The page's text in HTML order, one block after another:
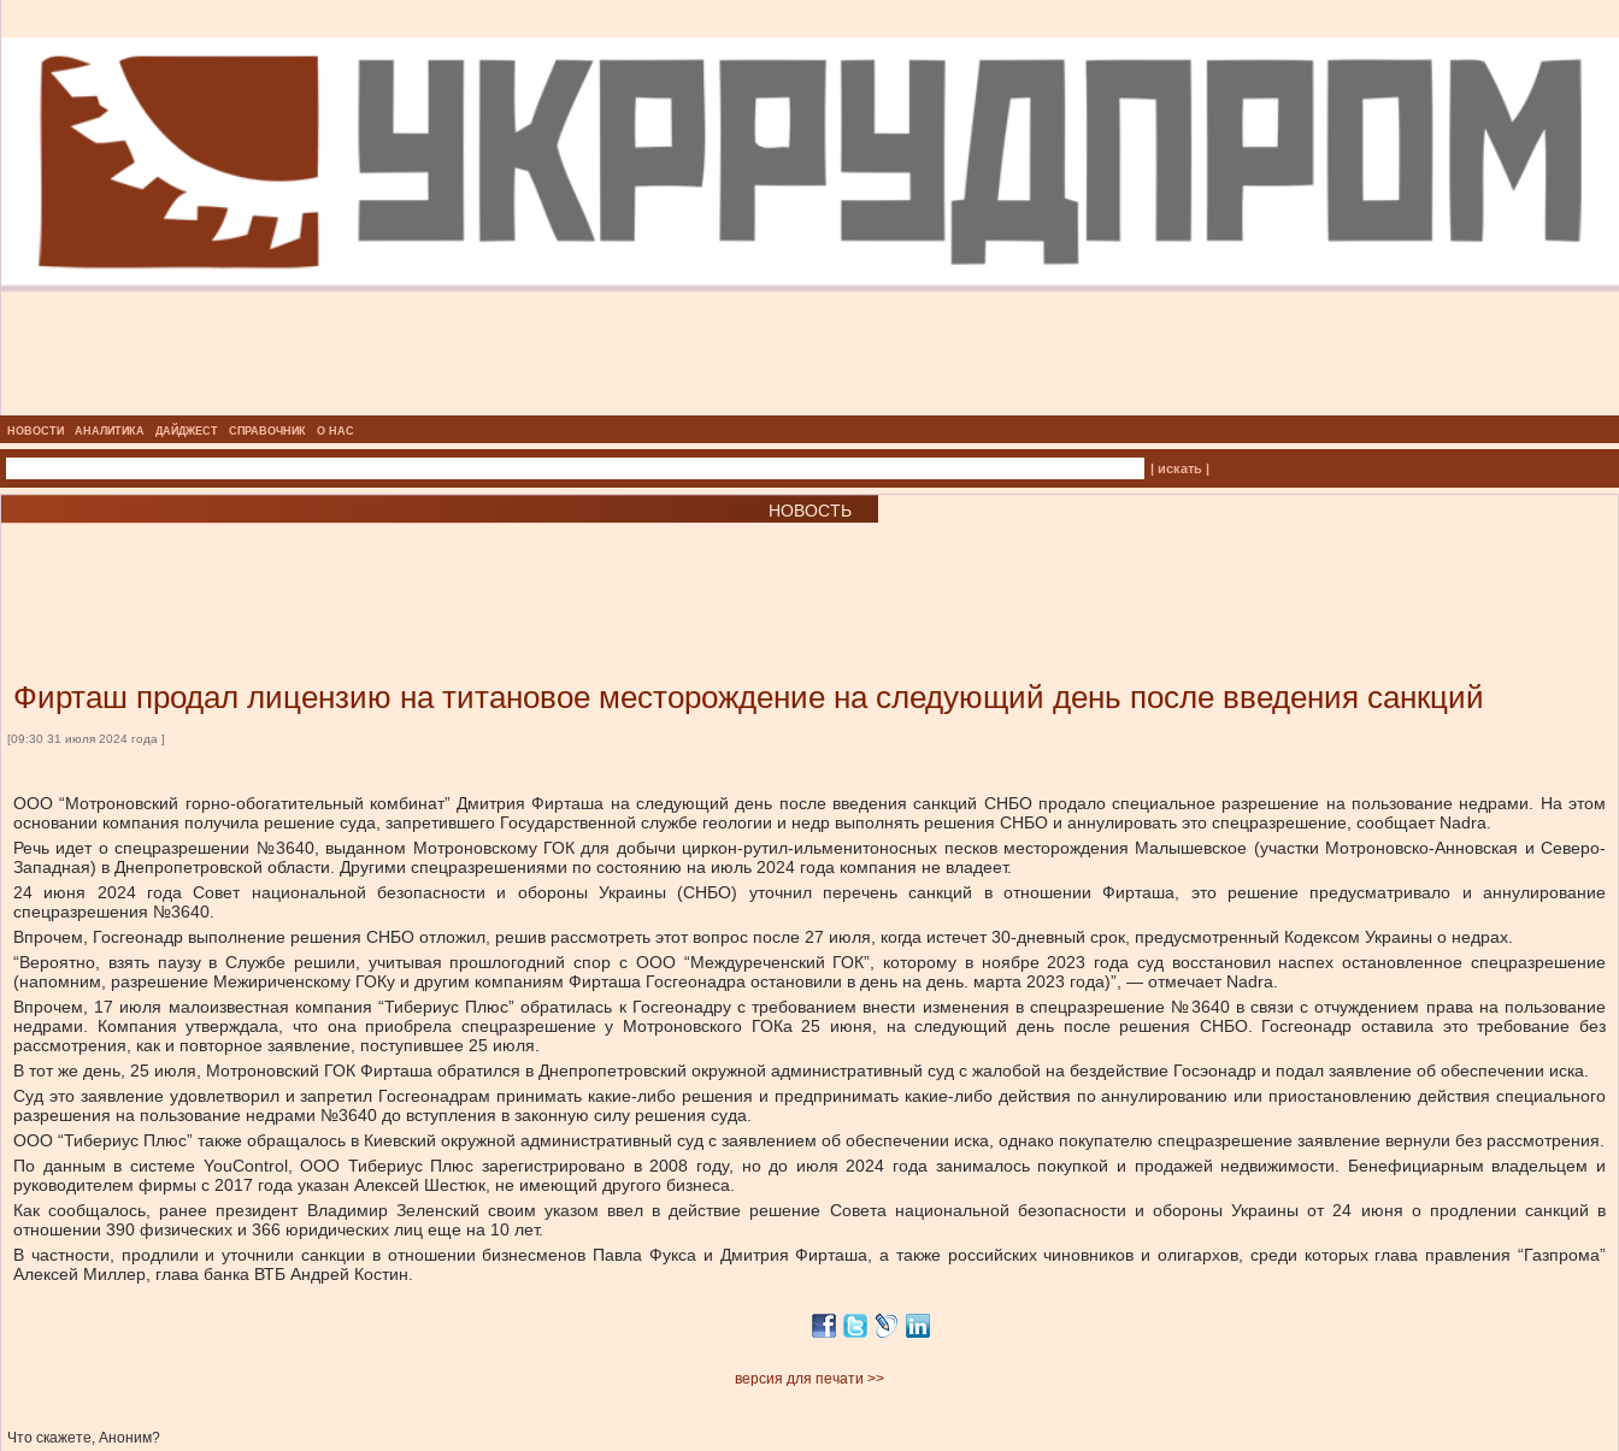
НОВОСТИ АНАЛИТИКА ДАЙДЖЕСТ СПРАВОЧНИК О НАС
| искать |
НОВОСТЬ
Фирташ продал лицензию на титановое месторождение на следующий день после введения санкций
[09:30 31 июля 2024 года ]
ООО “Мотроновский горно-обогатительный комбинат” Дмитрия Фирташа на следующий день после введения санкций СНБО продало специальное разрешение на пользование недрами. На этом
основании компания получила решение суда, запретившего Государственной службе геологии и недр выполнять решения СНБО и аннулировать это спецразрешение, сообщает Nadra.
Речь идет о спецразрешении №3640, выданном Мотроновскому ГОК для добычи циркон-рутил-ильменитоносных песков месторождения Малышевское (участки Мотроновско-Анновская и Северо-
Западная) в Днепропетровской области. Другими спецразрешениями по состоянию на июль 2024 года компания не владеет.
24 июня 2024 года Совет национальной безопасности и обороны Украины (СНБО) уточнил перечень санкций в отношении Фирташа, это решение предусматривало и аннулирование
спецразрешения №3640.
Впрочем, Госгеонадр выполнение решения СНБО отложил, решив рассмотреть этот вопрос после 27 июля, когда истечет 30-дневный срок, предусмотренный Кодексом Украины о недрах.
“Вероятно, взять паузу в Службе решили, учитывая прошлогодний спор с ООО “Междуреченский ГОК”, которому в ноябре 2023 года суд восстановил наспех остановленное спецразрешение
(напомним, разрешение Межириченскому ГОКу и другим компаниям Фирташа Госгеонадра остановили в день на день. марта 2023 года)”, — отмечает Nadra.
Впрочем, 17 июля малоизвестная компания “Тибериус Плюс” обратилась к Госгеонадру с требованием внести изменения в спецразрешение №3640 в связи с отчуждением права на пользование
недрами. Компания утверждала, что она приобрела спецразрешение у Мотроновского ГОКа 25 июня, на следующий день после решения СНБО. Госгеонадр оставила это требование без
рассмотрения, как и повторное заявление, поступившее 25 июля.
В тот же день, 25 июля, Мотроновский ГОК Фирташа обратился в Днепропетровский окружной административный суд с жалобой на бездействие Госэонадр и подал заявление об обеспечении иска.
Суд это заявление удовлетворил и запретил Госгеонадрам принимать какие-либо решения и предпринимать какие-либо действия по аннулированию или приостановлению действия специального
разрешения на пользование недрами №3640 до вступления в законную силу решения суда.
ООО “Тибериус Плюс” также обращалось в Киевский окружной административный суд с заявлением об обеспечении иска, однако покупателю спецразрешение заявление вернули без рассмотрения.
По данным в системе YouControl, ООО Тибериус Плюс зарегистрировано в 2008 году, но до июля 2024 года занималось покупкой и продажей недвижимости. Бенефициарным владельцем и
руководителем фирмы с 2017 года указан Алексей Шестюк, не имеющий другого бизнеса.
Как сообщалось, ранее президент Владимир Зеленский своим указом ввел в действие решение Совета национальной безопасности и обороны Украины от 24 июня о продлении санкций в
отношении 390 физических и 366 юридических лиц еще на 10 лет.
В частности, продлили и уточнили санкции в отношении бизнесменов Павла Фукса и Дмитрия Фирташа, а также российских чиновников и олигархов, среди которых глава правления “Газпрома”
Алексей Миллер, глава банка ВТБ Андрей Костин.
версия для печати >>
Что скажете, Аноним?